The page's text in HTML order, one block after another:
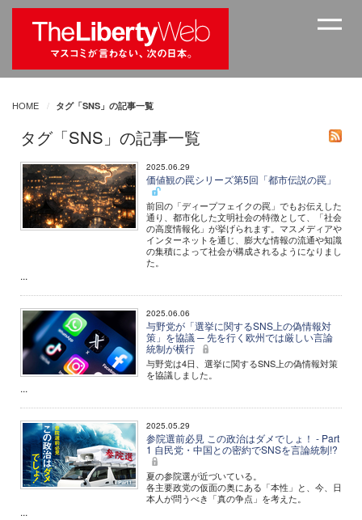
HOME タグ「SNS」の記事一覧
タグ「SNS」の記事一覧
2025.06.29
価値観の罠シリーズ第5回「都市伝説の罠」
前回の「ディープフェイクの罠」でもお伝えした
通り、都市化した文明社会の特徴として、「社会
の高度情報化」が挙げられます。マスメディアや
インターネットを通じ、膨大な情報の流通や知識
の集積によって社会が構成されるようになりまし
た。
...
2025.06.06
与野党が「選挙に関するSNS上の偽情報対
策」を協議 ─ 先を行く欧州では厳しい言論
統制が横行
与野党は4日、選挙に関するSNS上の偽情報対策
を協議しました。
...
2025.05.29
参院選前必見 この政治はダメでしょ！ - Part
1 自民党・中国との密約でSNSを言論統制!?
夏の参院選が近づいている。
各主要政党の仮面の奥にある「本性」と、今、日
本人が問うべき「真の争点」を考えた。
...